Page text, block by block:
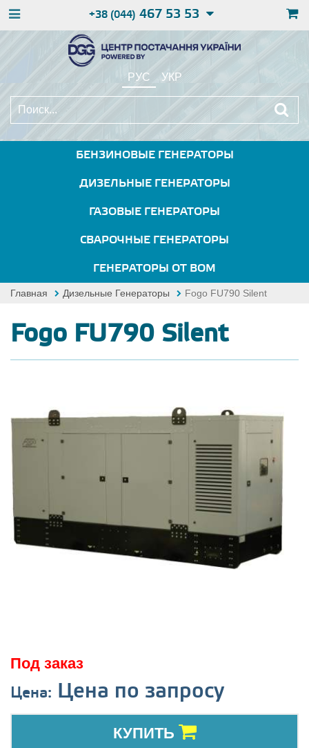
+38 (044) 467 53 53
РУС УКР
БЕНЗИНОВЫЕ ГЕНЕРАТОРЫ
ДИЗЕЛЬНЫЕ ГЕНЕРАТОРЫ
ГАЗОВЫЕ ГЕНЕРАТОРЫ
СВАРОЧНЫЕ ГЕНЕРАТОРЫ
ГЕНЕРАТОРЫ ОТ ВОМ
Главная Дизельные Генераторы Fogo FU790 Silent
Fogo FU790 Silent
Под заказ
Цена: Цена по запросу
КУПИТЬ